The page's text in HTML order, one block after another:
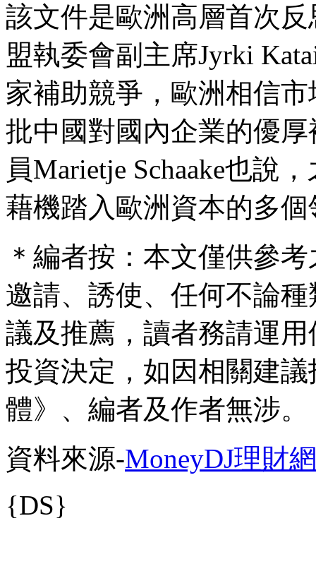
該文件是歐洲高層首次
盟執委會副主席Jyrki
家補助競爭，歐洲相信
批中國對國內企業的優
員Marietje Schaake也說
藉機踏入歐洲資本的多個
＊編者按：本文僅供參
邀請、誘使、任何不論
議及推薦，讀者務請運
投資決定，如因相關建
體》、編者及作者無涉。
資料來源-MoneyDJ理財網
{DS}